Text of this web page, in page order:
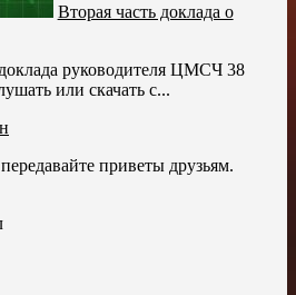
Вторая часть доклада о
руководителя ЦМСЧ 38
или скачать с...
приветы друзьям.